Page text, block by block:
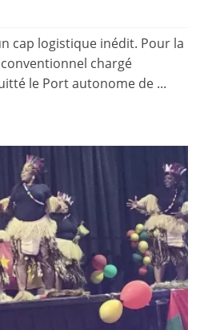
cap logistique inédit. Pour la
chargé
le Port autonome de ...